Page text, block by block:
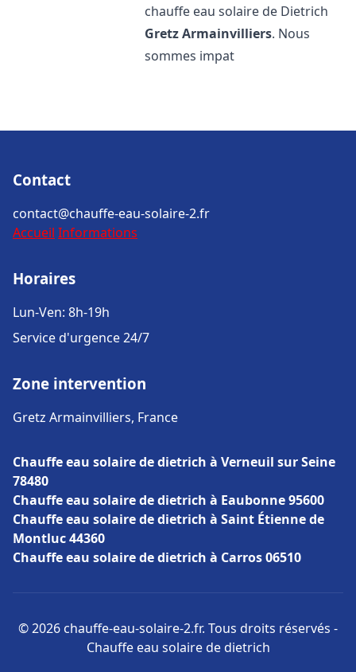
chauffe eau solaire de Dietrich
Gretz Armainvilliers. Nous
sommes impat
Contact
contact@chauffe-eau-solaire-2.fr
Accueil Informations
Horaires
Lun-Ven: 8h-19h
Service d'urgence 24/7
Zone intervention
Gretz Armainvilliers, France
Chauffe eau solaire de dietrich à Verneuil sur Seine
78480
Chauffe eau solaire de dietrich à Eaubonne 95600
Chauffe eau solaire de dietrich à Saint Étienne de
Montluc 44360
Chauffe eau solaire de dietrich à Carros 06510
© 2026 chauffe-eau-solaire-2.fr. Tous droits réservés -
Chauffe eau solaire de dietrich